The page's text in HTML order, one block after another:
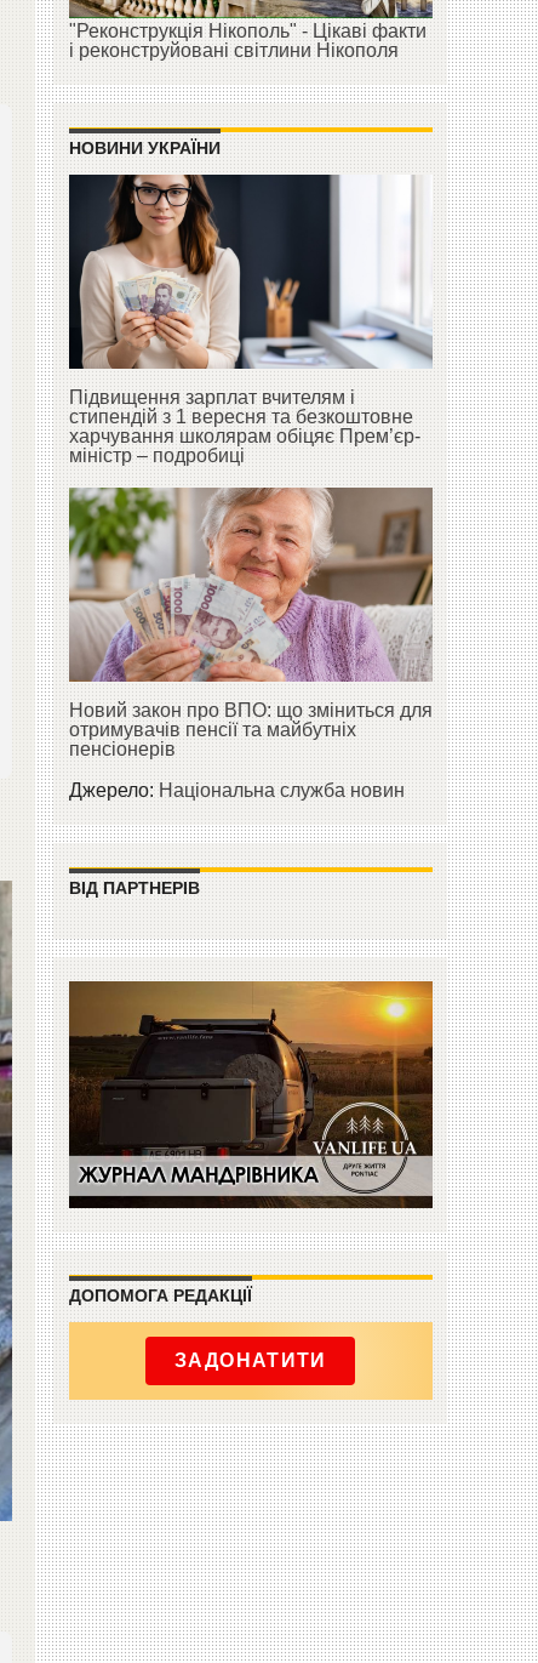
"Реконструкція Нікополь" - Цікаві факти
і реконструйовані світлини Нікополя
НОВИНИ УКРАЇНИ
Підвищення зарплат вчителям і
стипендій з 1 вересня та безкоштовне
харчування школярам обіцяє Прем’єр-
міністр – подробиці
Новий закон про ВПО: що зміниться для
отримувачів пенсії та майбутніх
пенсіонерів
Джерело:Національна служба новин
ВІД ПАРТНЕРІВ
ДОПОМОГА РЕДАКЦІЇ
ЗАДОНАТИТИ